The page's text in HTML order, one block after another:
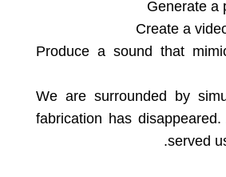
• Produce a sound that
We are surrounded by
fabrication has
served